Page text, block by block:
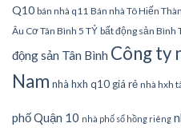
Q10 bán nhà q11 Bán nhà Tô Hiến
Âu Cơ Tân Bình 5 TỶ bất động sản Bình
động sản Tân Bình Công ty
Nam nhà hxh q10 giá rẻ nhà hxh
phố Quận 10 nhà phố sổ hồng riêng